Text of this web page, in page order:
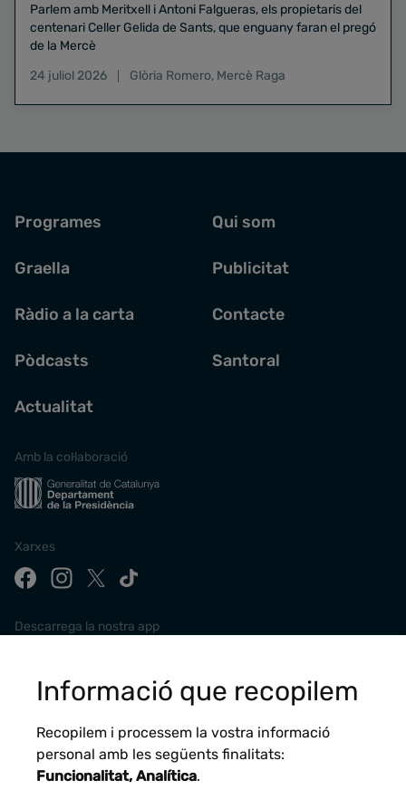
Parlem amb Meritxell i Antoni Falgueras, els propietaris del
centenari Celler Gelida de Sants, que enguany faran el pregó
de la Mercè
24 juliol 2026
Glòria Romero, Mercè Raga
Programes
Graella
Ràdio a la carta
Pòdcasts
Actualitat
Qui som
Publicitat
Contacte
Santoral
Amb la col·laboració
Xarxes
Descarrega la nostra app
Informació que recopilem
Recopilem i processem la vostra informació
personal amb les següents finalitats:
Funcionalitat, Analítica.